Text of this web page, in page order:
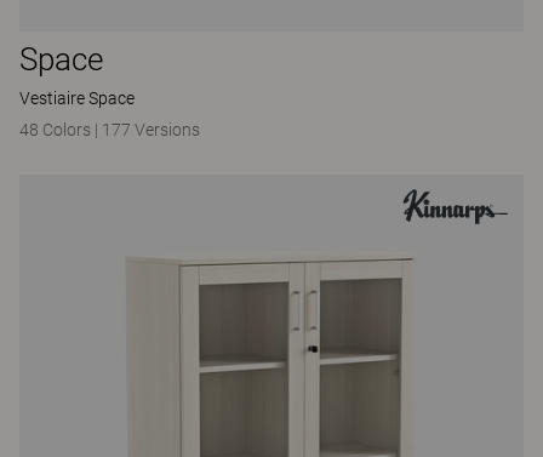
Space
Vestiaire Space
48 Colors | 177 Versions